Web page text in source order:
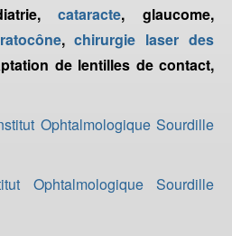
cataracte, glaucome,
,chirurgie laser des
de lentilles de contact,
Ophtalmologique Sourdille
Ophtalmologique Sourdille